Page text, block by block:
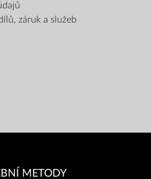
záruk a služeb
METODY